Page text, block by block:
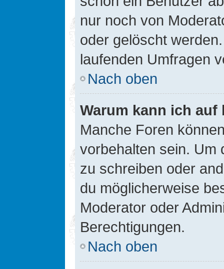
nur noch von
oder gelöscht
laufenden Umfragen
Nach oben
Warum kann ich
Manche Foren
vorbehalten sein. Um
zu schreiben oder
du möglicherweise
Moderator oder
Berechtigungen.
Nach oben